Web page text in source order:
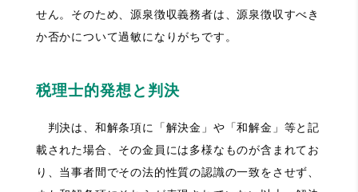
せん。そのため、源泉徴収義務者は、源泉徴収すべき
か否かについて過敏になりがちです。
税理士的発想と判決
判決は、和解条項に「解決金」や「和解金」等と記
載された場合、その金員には多様なものが含まれてお
り、当事者間でその法的性質の認識の一致をさせず、